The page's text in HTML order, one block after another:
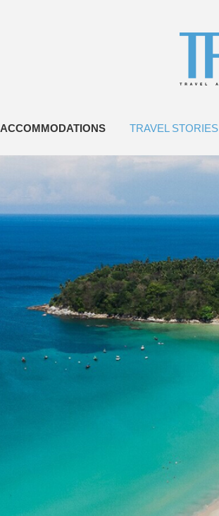
ACCOMMODATIONS TRAVEL STORIES